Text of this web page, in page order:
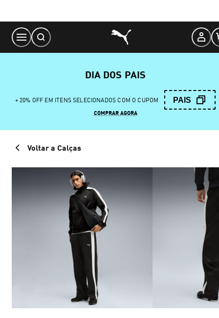
Content
DIA DOS PAIS
+ 20% OFF EM ITENS SELECIONADOS COM O CUPOM PAIS
COMPRAR AGORA
Voltar a Calças